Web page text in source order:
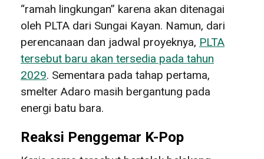
“ramah lingkungan” karena akan ditenagai
oleh PLTA dari Sungai Kayan. Namun, dari
perencanaan dan jadwal proyeknya, PLTA
tersebut baru akan tersedia pada tahun
2029. Sementara pada tahap pertama,
smelter Adaro masih bergantung pada
energi batu bara.
Reaksi Penggemar K-Pop